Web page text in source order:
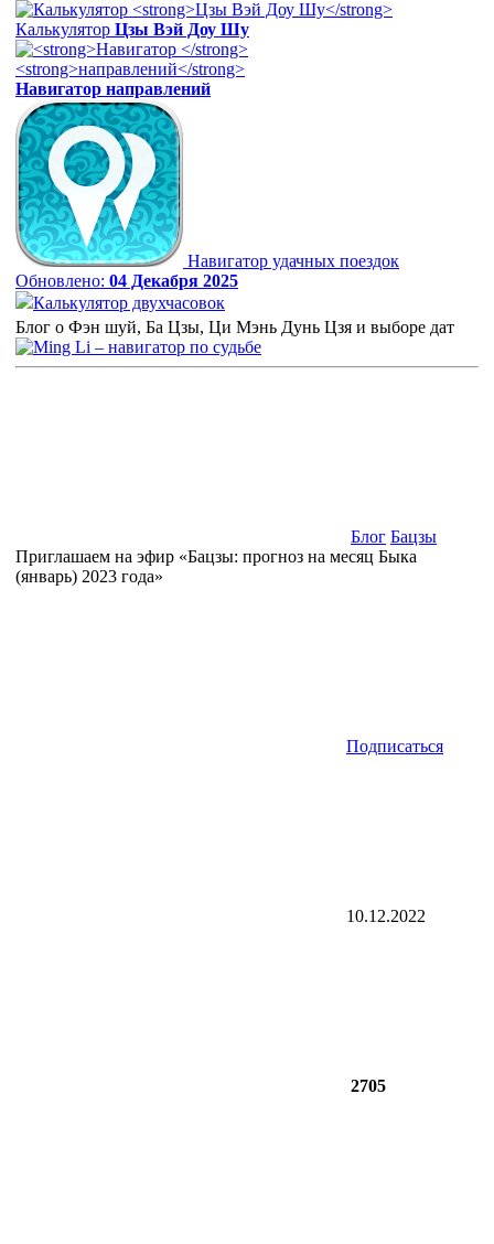
Калькулятор Цзы Вэй Доу Шу
Навигатор направлений
Навигатор удачных поездок
Обновлено: 04 Декабря 2025
Калькулятор двухчасовок
Блог о Фэн шуй, Ба Цзы, Ци Мэнь Дунь Цзя и выборе дат
Блог Бацзы
Приглашаем на эфир «Бацзы: прогноз на месяц Быка
(январь) 2023 года»
Подписаться
10.12.2022
2705